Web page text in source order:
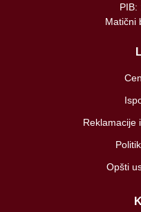
PIB:
Matični
Reklamacije
Opšti